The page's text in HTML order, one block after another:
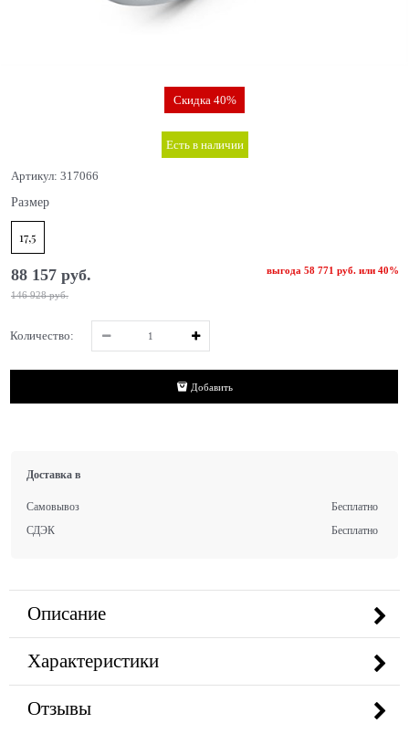
Скидка 40%
Есть в наличии
Артикул: 317066
Размер
17,5
146 928 руб.
88 157 руб. выгода 58 771 руб.или 40%
Количество:
Добавить
Доставка в
Самовывоз
Бесплатно
СДЭК
Бесплатно
Описание
Характеристики
Отзывы